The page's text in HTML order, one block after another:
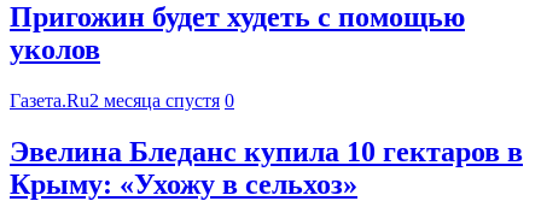
Пригожин будет худеть с помощью
уколов
Газета.Ru2 месяца спустя 0
Эвелина Бледанс купила 10 гектаров в
Крыму: «Ухожу в сельхоз»